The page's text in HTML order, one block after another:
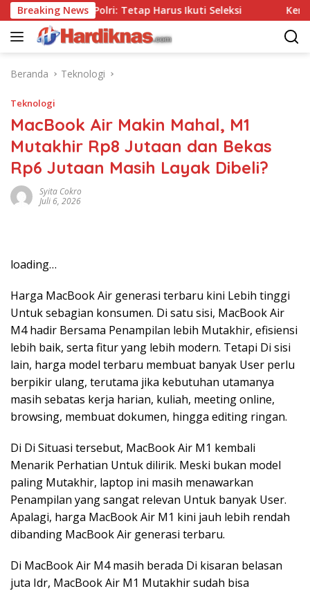
Langsung
ke
konten
Breaking News
Tes, Polri: Tetap Harus Ikuti Seleksi
Beranda Teknologi
Teknologi
MacBook Air Makin Mahal, M1
Mutakhir Rp8 Jutaan dan Bekas
Rp6 Jutaan Masih Layak Dibeli?
Syita Cokro
Juli 6, 2026
loading…
Harga MacBook Air generasi terbaru kini Lebih tinggi
Untuk sebagian konsumen. Di satu sisi, MacBook Air
M4 hadir Bersama Penampilan lebih Mutakhir, efisiensi
lebih baik, serta fitur yang lebih modern. Tetapi Di sisi
lain, harga model terbaru membuat banyak User perlu
berpikir ulang, terutama jika kebutuhan utamanya
masih sebatas kerja harian, kuliah, meeting online,
browsing, membuat dokumen, hingga editing ringan.
Di Di Situasi tersebut, MacBook Air M1 kembali
Menarik Perhatian Untuk dilirik. Meski bukan model
paling Mutakhir, laptop ini masih menawarkan
Penampilan yang sangat relevan Untuk banyak User.
Apalagi, harga MacBook Air M1 kini jauh lebih rendah
dibanding MacBook Air generasi terbaru.
Di MacBook Air M4 masih berada Di kisaran belasan
juta Idr, MacBook Air M1 Mutakhir sudah bisa